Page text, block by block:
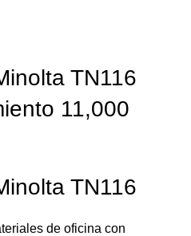
TN116
11,000
TN116
de oficina con